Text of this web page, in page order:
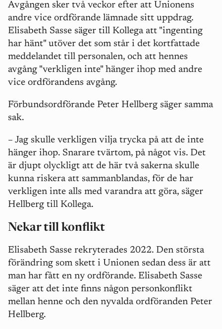
Avgången sker två veckor efter att Unionens
andre vice ordförande lämnade sitt uppdrag.
Elisabeth Sasse säger till Kollega att "ingenting
har hänt" utöver det som står i det kortfattade
meddelandet till personalen, och att hennes
avgång "verkligen inte" hänger ihop med andre
vice ordförandens avgång.
Förbundsordförande Peter Hellberg säger samma
sak.
– Jag skulle verkligen vilja trycka på att de inte
hänger ihop. Snarare tvärtom, på något vis. Det
är djupt olyckligt att de här två sakerna skulle
kunna riskera att sammanblandas, för de har
verkligen inte alls med varandra att göra, säger
Hellberg till Kollega.
Nekar till konflikt
Elisabeth Sasse rekryterades 2022. Den största
förändring som skett i Unionen sedan dess är att
man har fått en ny ordförande. Elisabeth Sasse
säger att det inte finns någon personkonflikt
mellan henne och den nyvalda ordföranden Peter
Hellberg.